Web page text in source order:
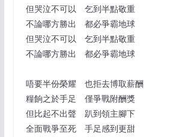
但哭泣不可以 乞到半點敬重
不論哪方勝出 都必爭霸地球
但哭泣不可以 乞到半點敬重
不論哪方勝出 都必爭霸地球
唔要半份榮耀 也拒去博取薪酬
糧餉之於手足 僅爭戰附酬獎
但比起不出聲 趴到領主腳下
全面戰爭至死 手足感到更甜